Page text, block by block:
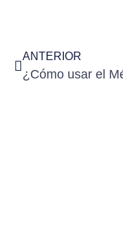
ANTERIOR